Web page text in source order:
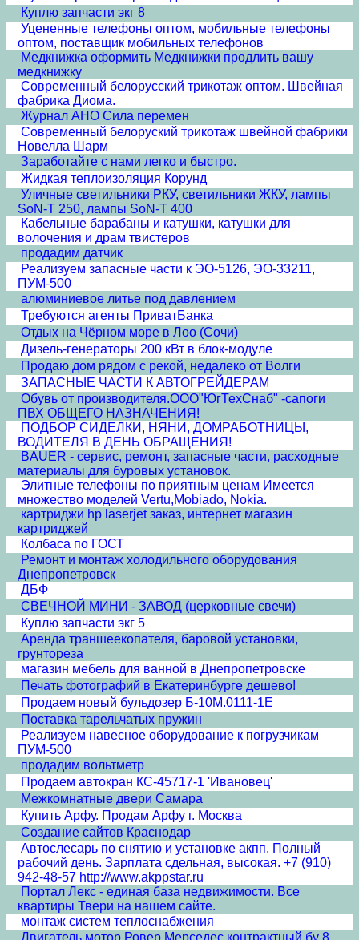
Куплю запчасти экг 8
Уцененные телефоны оптом, мобильные телефоны
оптом, поставщик мобильных телефонов
Медкнижка оформить Медкнижки продлить вашу
медкнижку
Современный белорусский трикотаж оптом. Швейная
фабрика Диома.
Журнал АНО Сила перемен
Современный белоруский трикотаж швейной фабрики
Новелла Шарм
Заработайте с нами легко и быстро.
Жидкая теплоизоляция Корунд
Уличные светильники РКУ, светильники ЖКУ, лампы
SoN-T 250, лампы SoN-T 400
Кабельные барабаны и катушки, катушки для
волочения и драм твистеров
продадим датчик
Реализуем запасные части к ЭО-5126, ЭО-33211,
ПУМ-500
алюминиевое литье под давлением
Требуются агенты ПриватБанка
Отдых на Чёрном море в Лоо (Сочи)
Дизель-генераторы 200 кВт в блок-модуле
Продаю дом рядом с рекой, недалеко от Волги
ЗАПАСНЫЕ ЧАСТИ К АВТОГРЕЙДЕРАМ
Обувь от производителя.ООО"ЮгТехСнаб" -сапоги
ПВХ ОБЩЕГО НАЗНАЧЕНИЯ!
ПОДБОР СИДЕЛКИ, НЯНИ, ДОМРАБОТНИЦЫ,
ВОДИТЕЛЯ В ДЕНЬ ОБРАЩЕНИЯ!
BAUER - сервис, ремонт, запасные части, расходные
материалы для буровых установок.
Элитные телефоны по приятным ценам Имеется
множество моделей Vertu,Mobiado, Nokia.
картриджи hp laserjet заказ, интернет магазин
картриджей
Колбаса по ГОСТ
Ремонт и монтаж холодильного оборудования
Днепропетровск
ДБФ
СВЕЧНОЙ МИНИ - ЗАВОД (церковные свечи)
Куплю запчасти экг 5
Аренда траншеекопателя, баровой установки,
грунтореза
магазин мебель для ванной в Днепропетровске
Печать фотографий в Екатеринбурге дешево!
Продаем новый бульдозер Б-10М.0111-1Е
Поставка тарельчатых пружин
Реализуем навесное оборудование к погрузчикам
ПУМ-500
продадим вольтметр
Продаем автокран КС-45717-1 'Ивановец'
Межкомнатные двери Cамара
Купить Арфу. Продам Арфу г. Москва
Создание сайтов Краснодар
Автослесарь по снятию и установке акпп. Полный
рабочий день. Зарплата сдельная, высокая. +7 (910)
942-48-57 http://www.akppstar.ru
Портал Лекс - единая база недвижимости. Все
квартиры Твери на нашем сайте.
монтаж систем теплоснабжения
Двигатель мотор Ровер Мерседес контрактный бу 8